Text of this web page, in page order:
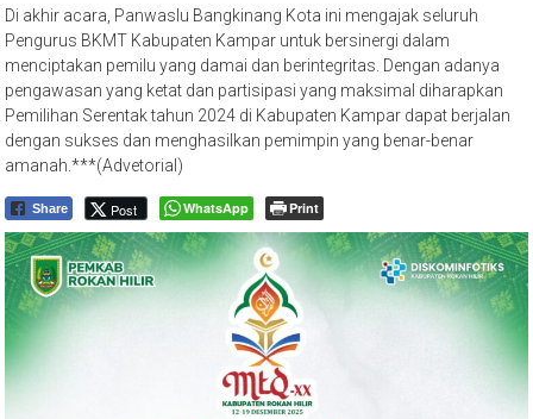
Di akhir acara, Panwaslu Bangkinang Kota ini mengajak seluruh
Pengurus BKMT Kabupaten Kampar untuk bersinergi dalam
menciptakan pemilu yang damai dan berintegritas. Dengan adanya
pengawasan yang ketat dan partisipasi yang maksimal diharapkan
Pemilihan Serentak tahun 2024 di Kabupaten Kampar dapat berjalan
dengan sukses dan menghasilkan pemimpin yang benar-benar
amanah.***(Advetorial)
Share Post WhatsApp Print